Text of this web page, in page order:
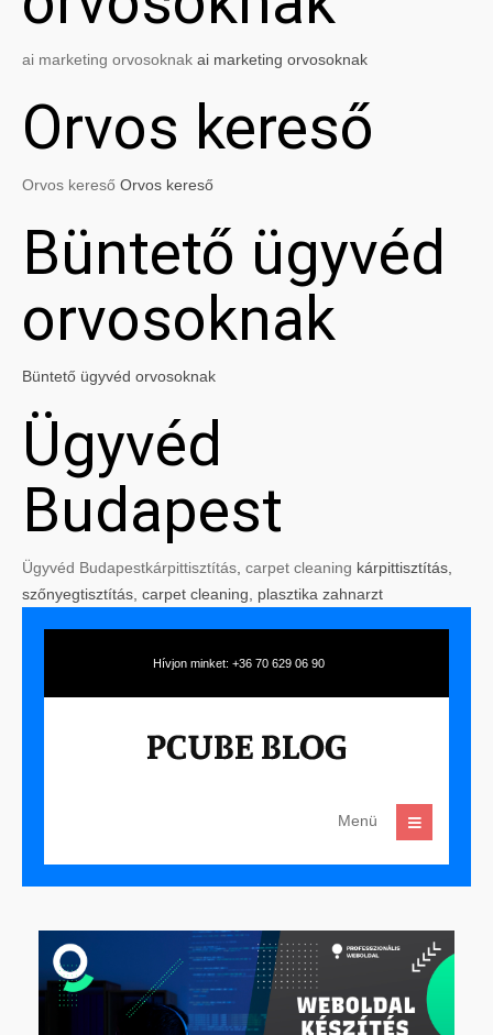
ai marketing orvosoknak ai marketing orvosoknak
Orvos kereső
Orvos kereső Orvos kereső
Büntető ügyvéd
orvosoknak
Büntető ügyvéd orvosoknak
Ügyvéd
Budapest
Ügyvéd Budapestkárpittisztítás carpet cleaning kárpittisztítás,
szőnyegtisztítás, carpet cleaning, plasztika zahnarzt
Hívjon minket: +36 70 629 06 90
Menü